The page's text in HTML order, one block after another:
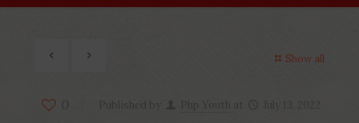
Show all